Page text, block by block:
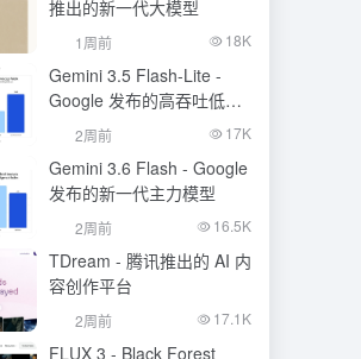
推出的新一代大模型
1周前 18K
Gemini 3.5 Flash-Lite -
Google 发布的高吞吐低成
本模型
2周前 17K
Gemini 3.6 Flash - Google
发布的新一代主力模型
2周前 16.5K
TDream - 腾讯推出的 AI 内
容创作平台
2周前 17.1K
FLUX 3 - Black Forest